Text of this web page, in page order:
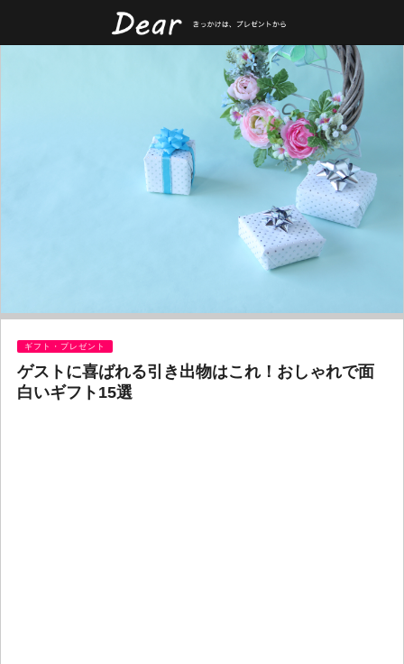
ギフト・プレゼント
ゲストに喜ばれる引き出物はこれ！おしゃれで面
白いギフト15選